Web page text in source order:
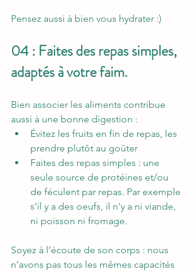
Pensez aussi à bien vous hydrater :)
04 : Faites des repas simples,
adaptés à votre faim.
Bien associer les aliments contribue
aussi à une bonne digestion :
Évitez les fruits en fin de repas, les
prendre plutôt au goûter
Faites des repas simples : une
seule source de protéines et/ou
de féculent par repas. Par exemple
s'il y a des oeufs, il n'y a ni viande,
ni poisson ni fromage.
Soyez à l’écoute de son corps : nous
n’avons pas tous les mêmes capacités